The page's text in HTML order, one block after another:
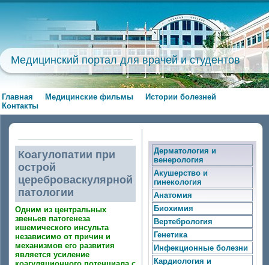
Медицинский портал для врачей и студентов
Главная Медицинские фильмы
Истории болезней
Контакты
Коагулопатии при
острой
цереброваскулярной
патологии
Одним из центральных
звеньев патогенеза
ишемического инсульта
независимо от причин и
механизмов его развития
является усиление
Дерматология и
венерология
Акушерство и
гинекология
Анатомия
Биохимия
Вертебрология
Генетика
Инфекционные болезни
Кардиология и